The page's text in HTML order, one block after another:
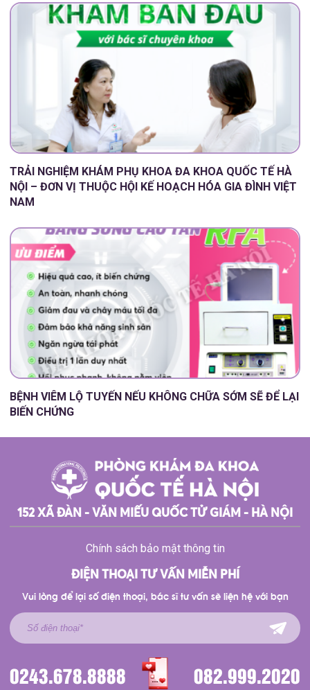
TRẢI NGHIỆM KHÁM PHỤ KHOA ĐA KHOA QUỐC TẾ HÀ
NỘI – ĐƠN VỊ THUỘC HỘI KẾ HOẠCH HÓA GIA ĐÌNH VIỆT
NAM
BỆNH VIÊM LỘ TUYẾN NẾU KHÔNG CHỮA SỚM SẼ ĐỂ LẠI
BIẾN CHỨNG
152 XÃ ĐÀN - VĂN MIẾU QUỐC TỬ GIÁM - HÀ NỘI
Chính sách bảo mật thông tin
ĐIỆN THOẠI TƯ VẤN MIỄN PHÍ
Vui lòng để lại số điện thoại, bác sĩ tư vấn sẽ liện hệ với bạn
0243.678.8888 082.999.2020